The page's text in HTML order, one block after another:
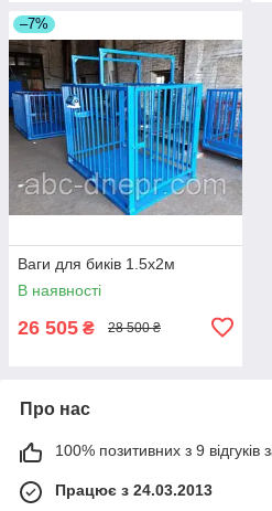
–7%
Ваги для биків 1.5х2м
В наявності
26 505 ₴ 28 500 ₴
Про нас
100% позитивних з 9 відгуків
Працює з 24.03.2013